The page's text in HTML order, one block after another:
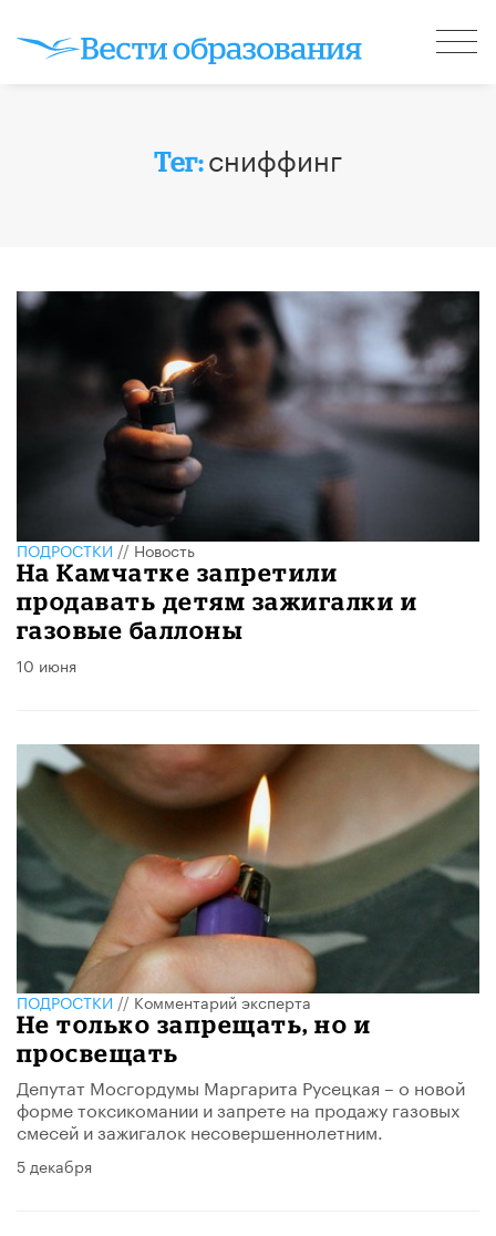
Тег:сниффинг
ПОДРОСТКИ//Новость
На Камчатке запретили
продавать детям зажигалки и
газовые баллоны
10 июня
ПОДРОСТКИ//Комментарий эксперта
Не только запрещать, но и
просвещать
Депутат Мосгордумы Маргарита Русецкая – о новой
форме токсикомании и запрете на продажу газовых
смесей и зажигалок несовершеннолетним.
5 декабря